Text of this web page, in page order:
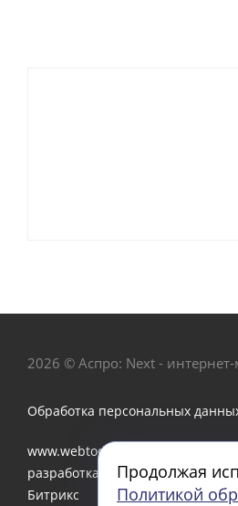
2026 © Аспро: Next - интернет-
Обработка персональных
www.webtoday.pro - создание и
разработка интернет-магазина
Битрикс
Продолжая
Политикой